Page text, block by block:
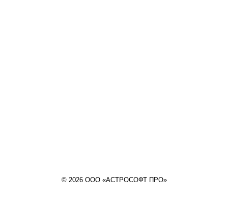
© 2026 ООО «АСТРОСОФТ ПРО»